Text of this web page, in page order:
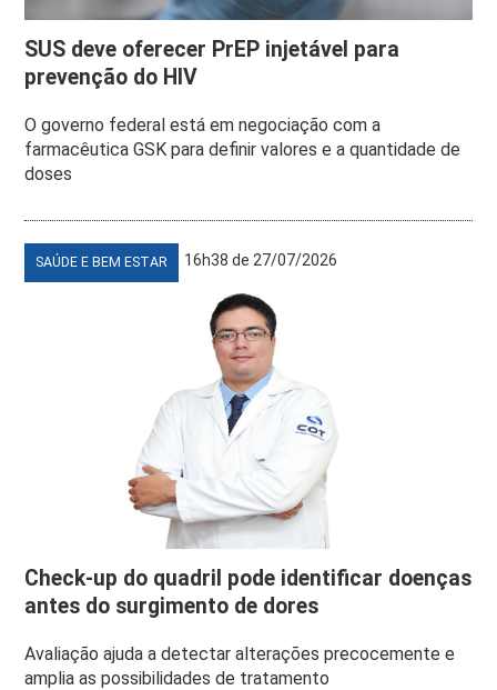
SUS deve oferecer PrEP injetável para
prevenção do HIV
O governo federal está em negociação com a
farmacêutica GSK para definir valores e a quantidade de
doses
SAÚDE E BEM ESTAR 16h38 de 27/07/2026
Check-up do quadril pode identificar doenças
antes do surgimento de dores
Avaliação ajuda a detectar alterações precocemente e
amplia as possibilidades de tratamento